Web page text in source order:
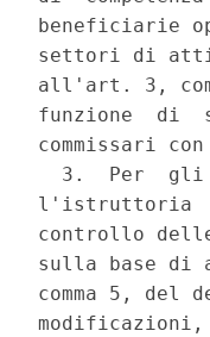
beneficiarie
settori di
all'art. 3,
funzione  di
commissari
3.  Per
l'istruttoria
controllo
sulla base di
comma 5,